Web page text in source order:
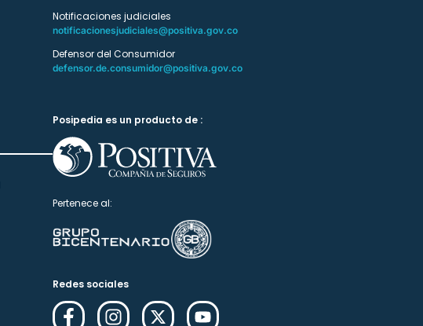
Notificaciones judiciales
notificacionesjudiciales@positiva.gov.co
Defensor del Consumidor
defensor.de.consumidor@positiva.gov.co
Posipedia es un producto de :
Pertenece al:
Redes sociales